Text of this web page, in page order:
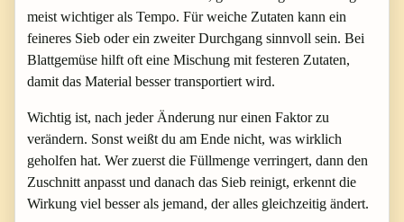
meist wichtiger als Tempo. Für weiche Zutaten kann ein
feineres Sieb oder ein zweiter Durchgang sinnvoll sein. Bei
Blattgemüse hilft oft eine Mischung mit festeren Zutaten,
damit das Material besser transportiert wird.
Wichtig ist, nach jeder Änderung nur einen Faktor zu
verändern. Sonst weißt du am Ende nicht, was wirklich
geholfen hat. Wer zuerst die Füllmenge verringert, dann den
Zuschnitt anpasst und danach das Sieb reinigt, erkennt die
Wirkung viel besser als jemand, der alles gleichzeitig ändert.